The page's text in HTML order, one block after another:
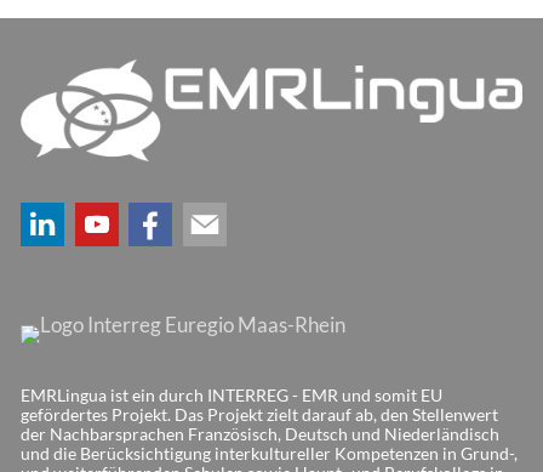
EMRLingua ist ein durch INTERREG - EMR und somit EU
gefördertes Projekt. Das Projekt zielt darauf ab, den Stellenwert
der Nachbarsprachen Französisch, Deutsch und Niederländisch
und die Berücksichtigung interkultureller Kompetenzen in Grund-,